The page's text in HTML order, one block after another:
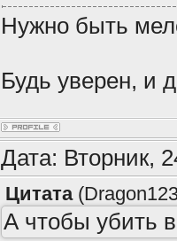
Нужно быть
Будь уверен, и
Дата: Вторник,
Цитата(
А чтобы убить